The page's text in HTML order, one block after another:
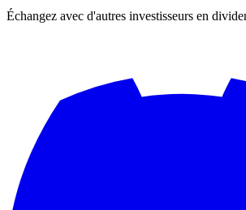
Échangez avec d'autres investisseurs en